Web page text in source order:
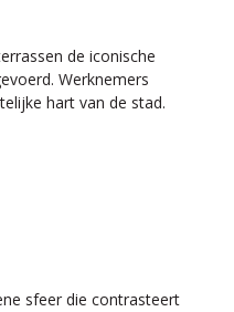
de iconische
Werknemers
hart van de stad.
sfeer die contrasteert